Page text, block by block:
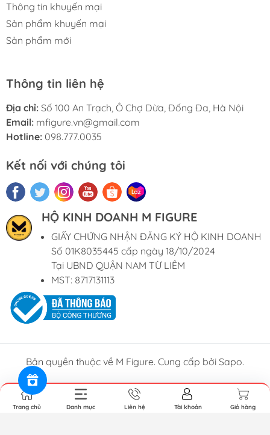
Thông tin khuyến mại
Sản phẩm khuyến mại
Sản phẩm mới
Thông tin liên hệ
Địa chỉ: Số 100 An Trạch, Ô Chợ Dừa, Đống Đa, Hà Nội
Email: mfigure.vn@gmail.com
Hotline: 098.777.0035
Kết nối với chúng tôi
HỘ KINH DOANH M FIGURE
GIẤY CHỨNG NHẬN ĐĂNG KÝ HỘ KINH DOANH
Số 01K8035445 cấp ngày 18/10/2024
Tại UBND QUẬN NAM TỪ LIÊM
MST: 8717131113
Bản quyền thuộc về M Figure. Cung cấp bởi Sapo.
Trang chủ Danh mục Liên hệ Tài khoản Giỏ hàng